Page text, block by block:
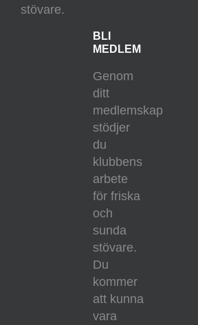
stövare.
BLI
MEDLEM
Genom
ditt
medlemskap
stödjer
du
klubbens
arbete
för friska
och
sunda
stövare.
Du
kommer
att kunna
vara